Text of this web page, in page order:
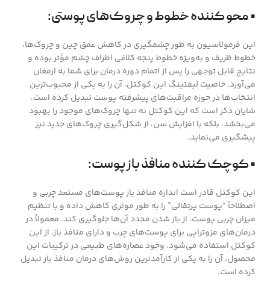
• محو کننده خطوط و چروک‌های پوستی:
این فرمولاسیون به طور چشمگیری در کاهش عمق چین و چروک‌ها،
خطوط ظریف و به‌ویژه خطوط پنجه کلاغی اطراف چشم مؤثر بوده و
نتایج قابل توجهی را پس از اتمام دوره درمان برای شما به ارمغان
می‌آورد. خاصیت لیفتینگ این کوکتل، آن را به یکی از محبوب‌ترین
انتخاب‌ها در حوزه مراقبت‌های پیشرفته پوست تبدیل کرده است.
شایان ذکر است که این کوکتل نه تنها چروک‌های موجود را بهبود
می‌بخشد، بلکه با افزایش سن، از شکل‌گیری چروک‌های جدید نیز
پیشگیری می‌نماید.
• کوچک کننده منافذ باز پوست:
این کوکتل قادر است اندازه منافذ باز پوست‌های مستعد چربی و
اصطلاحاً “پوست پرتقالی” را به طور موثری کاهش داده و با تنظیم
میزان چربی پوست، از باز شدن مجدد آن‌ها جلوگیری کند. معمولاً در
درمان‌های مزوتراپی برای پوست‌های چرب و دارای منافذ باز، از این
کوکتل استفاده می‌شود. وجود عصاره‌های طبیعی در ترکیبات این
محصول، آن را به یکی از کارآمدترین روش‌های درمان منافذ باز تبدیل
کرده است.